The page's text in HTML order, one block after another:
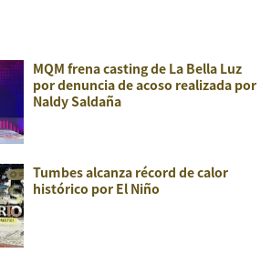
MQM frena casting de La Bella Luz
por denuncia de acoso realizada por
Naldy Saldaña
Tumbes alcanza récord de calor
histórico por El Niño